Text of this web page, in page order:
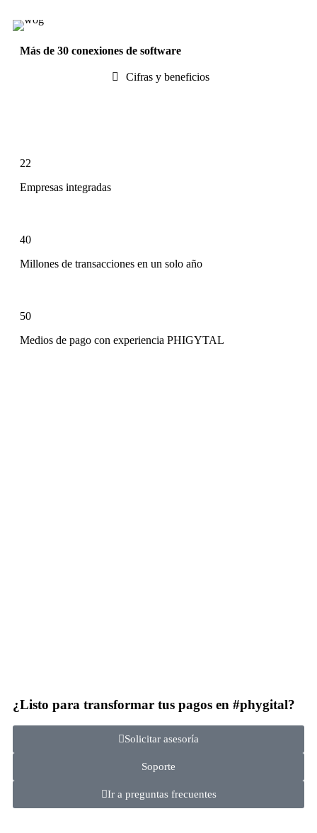
Más de 30 conexiones de software
Cifras y beneficios​
22
Empresas integradas
40
Millones de transacciones en un solo año
50
Medios de pago con experiencia PHIGYTAL
¿Listo para transformar tus pagos en #phygital?
Solicitar asesoría
Soporte
Ir a preguntas frecuentes